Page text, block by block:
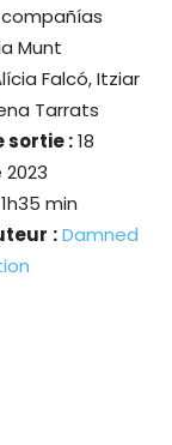
Munt
Falcó, Itziar
Tarrats
sortie :18
1h35 min
:Damned